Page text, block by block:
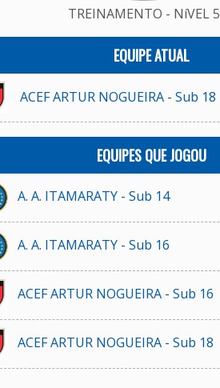
TREINAMENTO - NíVEL 5
EQUIPE ATUAL
ACEF ARTUR NOGUEIRA - Sub 18
EQUIPES QUE JOGOU
A. A. ITAMARATY - Sub 14
A. A. ITAMARATY - Sub 16
ACEF ARTUR NOGUEIRA - Sub 16
ACEF ARTUR NOGUEIRA - Sub 18